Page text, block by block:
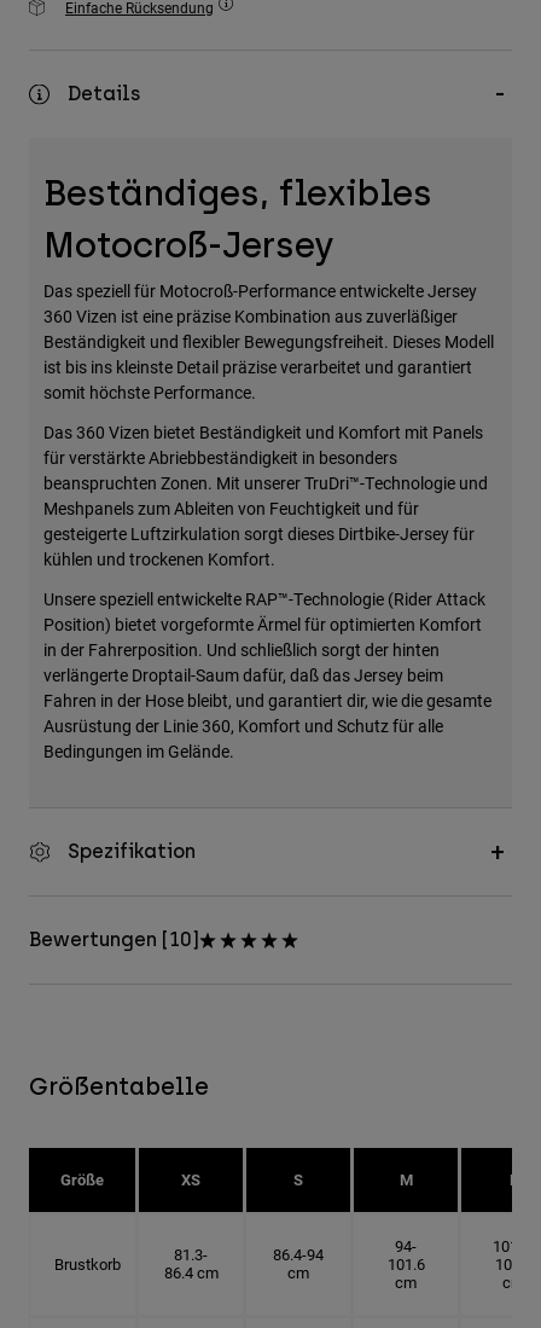
Zubehör
Taschen & Rucksäcke
Alle anzeigen
Einfache Rücksendung
Details
Beständiges, flexibles
Motocroß-Jersey
Das speziell für Motocroß-Performance entwickelte Jersey
360 Vizen ist eine präzise Kombination aus zuverläßiger
Beständigkeit und flexibler Bewegungsfreiheit. Dieses Modell
ist bis ins kleinste Detail präzise verarbeitet und garantiert
somit höchste Performance.
Das 360 Vizen bietet Beständigkeit und Komfort mit Panels
für verstärkte Abriebbeständigkeit in besonders
beanspruchten Zonen. Mit unserer TruDri™-Technologie und
Meshpanels zum Ableiten von Feuchtigkeit und für
gesteigerte Luftzirkulation sorgt dieses Dirtbike-Jersey für
kühlen und trockenen Komfort.
Unsere speziell entwickelte RAP™-Technologie (Rider Attack
Position) bietet vorgeformte Ärmel für optimierten Komfort
in der Fahrerposition. Und schließlich sorgt der hinten
verlängerte Droptail-Saum dafür, daß das Jersey beim
Fahren in der Hose bleibt, und garantiert dir, wie die gesamte
Ausrüstung der Linie 360, Komfort und Schutz für alle
Bedingungen im Gelände.
Spezifikation
Bewertungen [10]
Größentabelle
Größe XS S M L
Brustkorb
81.3-
86.4 cm
86.4-94
cm
94-
101.6
cm
101.6-
109.2
cm